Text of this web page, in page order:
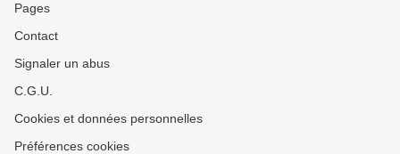
Pages
Contact
Signaler un abus
C.G.U.
Cookies et données personnelles
Préférences cookies